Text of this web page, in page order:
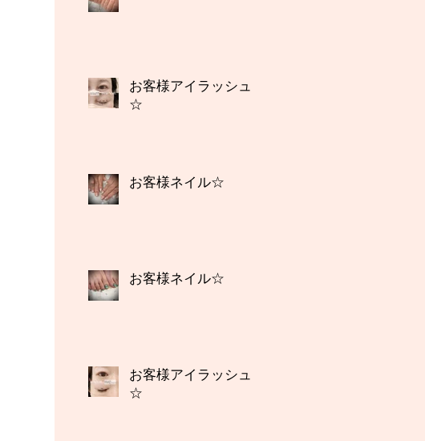
お客様アイラッシュ
☆
お客様ネイル☆
お客様ネイル☆
お客様アイラッシュ
☆